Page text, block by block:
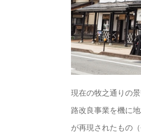
現在の牧之通りの
路改良事業を機に
が再現されたもの